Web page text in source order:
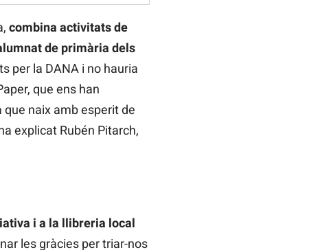
combina activitats de
de primària dels
per la DANA i no hauria
que ens han
naix amb esperit de
explicat Rubén Pitarch,
i a la llibreria local
les gràcies per triar-nos